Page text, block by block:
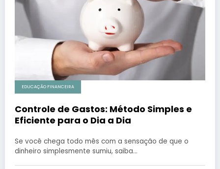
EDUCAÇÃO FINANCEIRA
Controle de Gastos: Método Simples e
Eficiente para o Dia a Dia
Se você chega todo mês com a sensação de que o
dinheiro simplesmente sumiu, saiba…